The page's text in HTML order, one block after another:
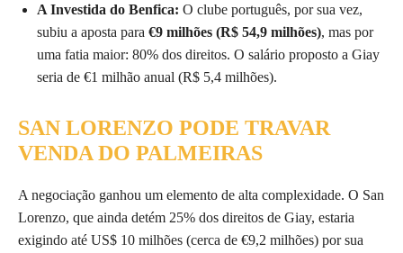
A Investida do Benfica: O clube português, por sua vez,
subiu a aposta para €9 milhões (R$ 54,9 milhões), mas por
uma fatia maior: 80% dos direitos. O salário proposto a Giay
seria de €1 milhão anual (R$ 5,4 milhões).
SAN LORENZO PODE TRAVAR
VENDA DO PALMEIRAS
A negociação ganhou um elemento de alta complexidade. O San
Lorenzo, que ainda detém 25% dos direitos de Giay, estaria
exigindo até US$ 10 milhões (cerca de €9,2 milhões) por sua